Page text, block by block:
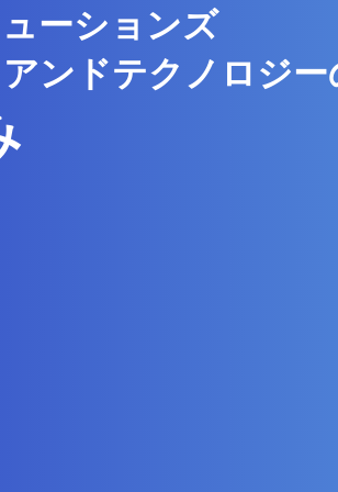
ーションズ
ンドテクノロジー